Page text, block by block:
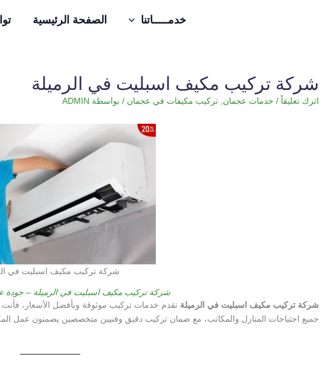
خدمـــــاتنا الصفحة الرئيسية
شركة تركيب مكيف اسبليت في الرميلة
اترك تعليقاً / خدمات عجمان تركيب مكيفات في عجمان / بواسطة ADMIN
شركة تركيب مكيف اسبليت في
شركة تركيب مكيف اسبليت في الرميلة – جودة
شركة تركيب مكيف اسبليت في الرميلة تقدم خدمات تركيب موثوقة وبأفضل الأسعار،
جميع احتياجات المنازل والمكاتب، مع ضمان تركيب دقيق وفنيين متخصصين يضمنون عمل